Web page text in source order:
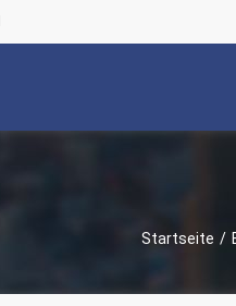
Startseite /